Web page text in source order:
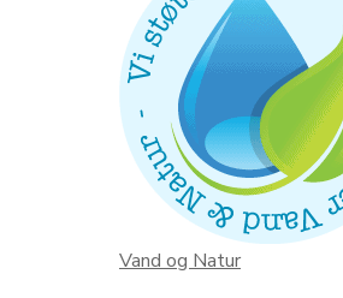
Vand og Natur